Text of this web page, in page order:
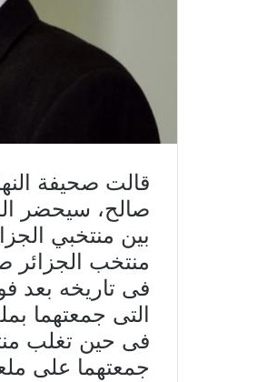
قالت صحيفة
صالح، سيحضر
بين منتخبي
منتخب الجزائر
فى تاريخه بعد
التى جمعتهما
فى حين تغلب
جمعتهما على